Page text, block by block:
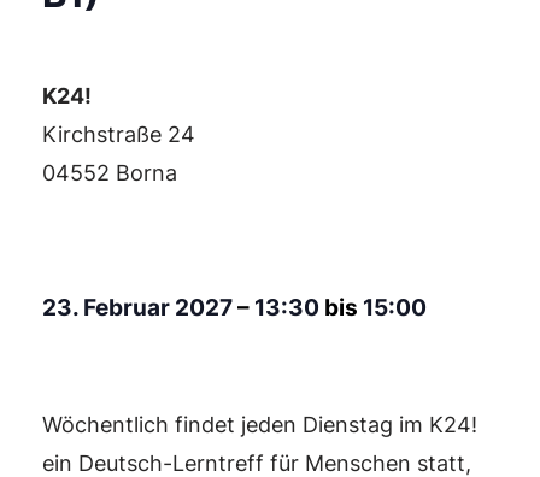
K24!
Kirchstraße 24
04552 Borna
23. Februar 2027– 13:30 bis 15:00
Wöchentlich findet jeden Dienstag im K24!
ein Deutsch-Lerntreff für Menschen statt,